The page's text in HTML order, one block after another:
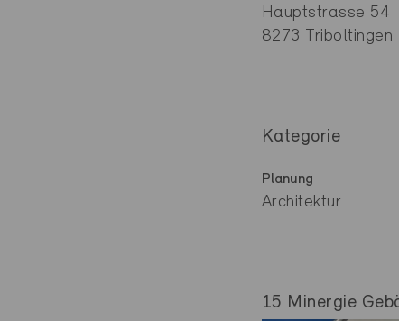
Hauptstrasse 54
8273 Triboltingen
Kategorie
Planung
Architektur
15 Minergie